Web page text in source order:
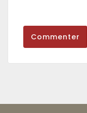
Commenter